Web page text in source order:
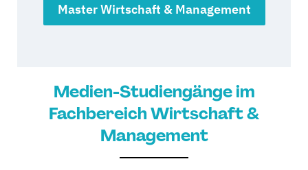
Master Wirtschaft & Management
Medien-Studiengänge im
Fachbereich Wirtschaft &
Management